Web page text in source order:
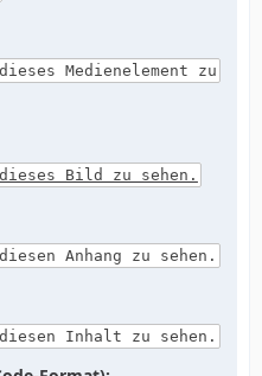
Medienelement zu
Bild zu sehen.
Anhang zu sehen.
Inhalt zu sehen.